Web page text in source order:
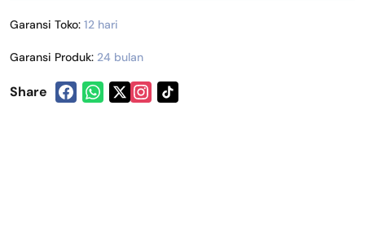
Garansi Toko: 12 hari
Garansi Produk: 24 bulan
Share